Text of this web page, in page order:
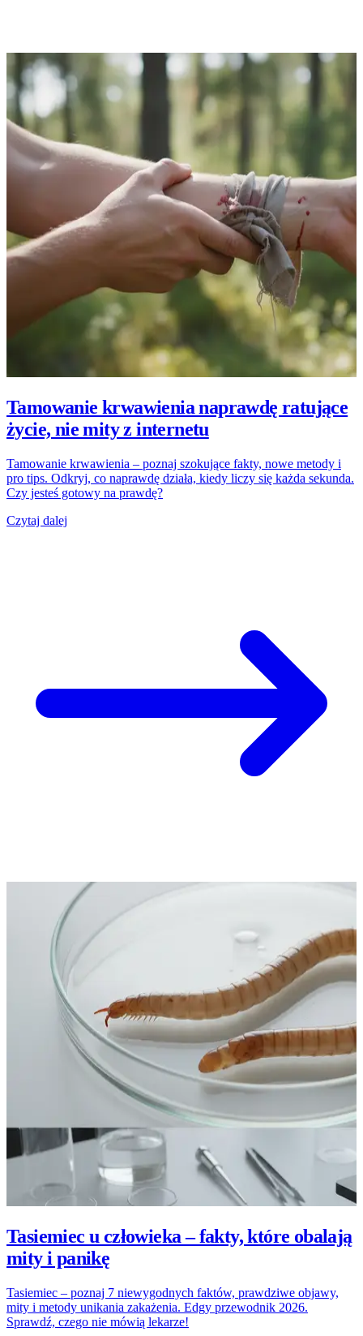
Tamowanie krwawienia naprawdę ratujące
życie, nie mity z internetu
Tamowanie krwawienia – poznaj szokujące fakty, nowe metody i
pro tips. Odkryj, co naprawdę działa, kiedy liczy się każda sekunda.
Czy jesteś gotowy na prawdę?
Czytaj dalej
Tasiemiec u człowieka – fakty, które obalają
mity i panikę
Tasiemiec – poznaj 7 niewygodnych faktów, prawdziwe objawy,
mity i metody unikania zakażenia. Edgy przewodnik 2026.
Sprawdź, czego nie mówią lekarze!